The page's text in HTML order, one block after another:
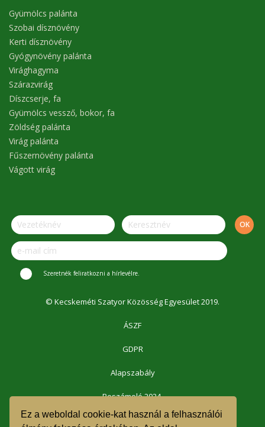
Ez a weboldal cookie-kat használ a felhasználói
Gyümölcs palánta
Szobai dísznövény
Kerti dísznövény
Gyógynövény palánta
Virághagyma
Szárazvirág
Díszcserje, fa
Gyümölcs vessző, bokor, fa
Zöldség palánta
Virág palánta
Fűszernövény palánta
Vágott virág
Szeretnék feliratkozni a hírlevélre.
© Kecskeméti Szatyor Közösség Egyesület 2019.
ÁSZF
GDPR
Alapszabály
Beszámoló 2024.
Beszámoló 2023.